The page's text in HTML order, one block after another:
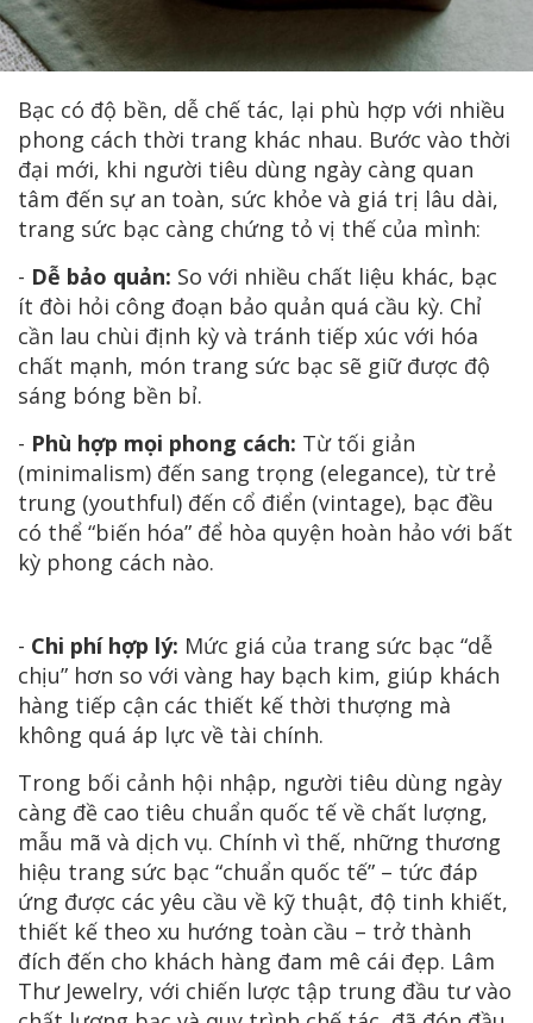
Bạc có độ bền, dễ chế tác, lại phù hợp với nhiều
phong cách thời trang khác nhau. Bước vào thời
đại mới, khi người tiêu dùng ngày càng quan
tâm đến sự an toàn, sức khỏe và giá trị lâu dài,
trang sức bạc càng chứng tỏ vị thế của mình:
- Dễ bảo quản: So với nhiều chất liệu khác, bạc
ít đòi hỏi công đoạn bảo quản quá cầu kỳ. Chỉ
cần lau chùi định kỳ và tránh tiếp xúc với hóa
chất mạnh, món trang sức bạc sẽ giữ được độ
sáng bóng bền bỉ.
- Phù hợp mọi phong cách: Từ tối giản
(minimalism) đến sang trọng (elegance), từ trẻ
trung (youthful) đến cổ điển (vintage), bạc đều
có thể “biến hóa” để hòa quyện hoàn hảo với bất
kỳ phong cách nào.
- Chi phí hợp lý: Mức giá của trang sức bạc “dễ
chịu” hơn so với vàng hay bạch kim, giúp khách
hàng tiếp cận các thiết kế thời thượng mà
không quá áp lực về tài chính.
Trong bối cảnh hội nhập, người tiêu dùng ngày
càng đề cao tiêu chuẩn quốc tế về chất lượng,
mẫu mã và dịch vụ. Chính vì thế, những thương
hiệu trang sức bạc “chuẩn quốc tế” – tức đáp
ứng được các yêu cầu về kỹ thuật, độ tinh khiết,
thiết kế theo xu hướng toàn cầu – trở thành
đích đến cho khách hàng đam mê cái đẹp. Lâm
Thư Jewelry, với chiến lược tập trung đầu tư vào